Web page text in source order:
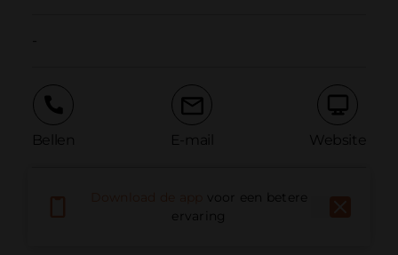
Bellen E-mail Website
Probleem meldenvoor een betere
ervaring